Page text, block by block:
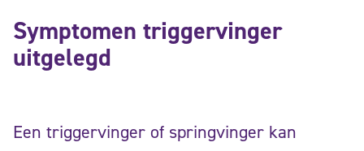
Symptomen triggervinger
uitgelegd
Een triggervinger of springvinger kan